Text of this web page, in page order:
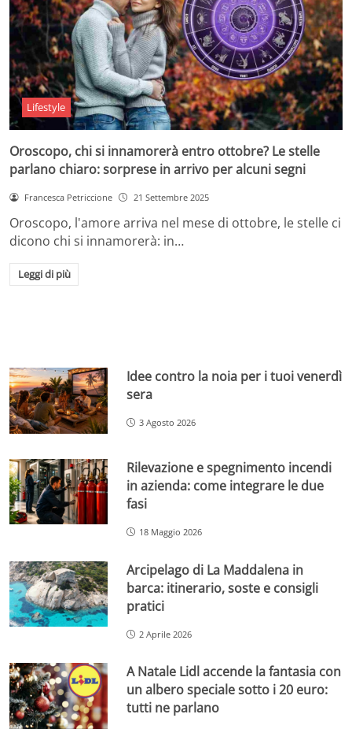
Lifestyle
Oroscopo, chi si innamorerà entro ottobre? Le stelle
parlano chiaro: sorprese in arrivo per alcuni segni
Francesca Petriccione 21 Settembre 2025
Oroscopo, l'amore arriva nel mese di ottobre, le stelle ci
dicono chi si innamorerà: in…
Leggi di più
Idee contro la noia per i tuoi venerdì
sera
3 Agosto 2026
Rilevazione e spegnimento incendi
in azienda: come integrare le due
fasi
18 Maggio 2026
Arcipelago di La Maddalena in
barca: itinerario, soste e consigli
pratici
2 Aprile 2026
A Natale Lidl accende la fantasia con
un albero speciale sotto i 20 euro:
tutti ne parlano